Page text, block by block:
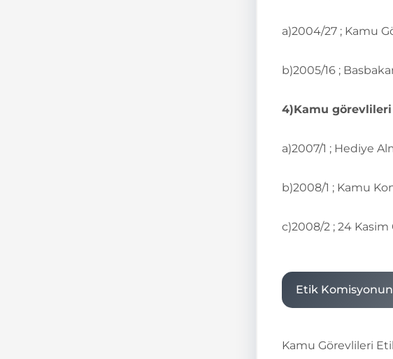
a)2004/27 ; Kamu
b)2005/16 ;
4)Kamu
a)2007/1 ; Hediye
b)2008/1 ; Kamu
c)2008/2 ; 24
Etik
Kamu Görevlileri